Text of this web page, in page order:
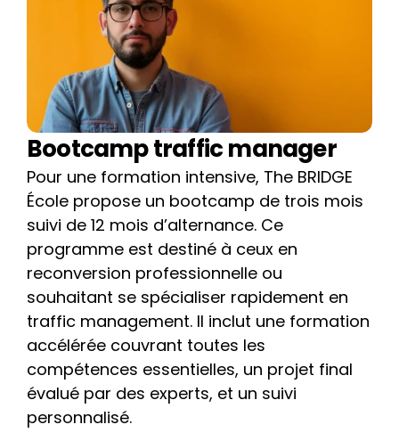
Bootcamp traffic manager
Pour une formation intensive, The BRIDGE
École propose un bootcamp de trois mois
suivi de 12 mois d’alternance. Ce
programme est destiné à ceux en
reconversion professionnelle ou
souhaitant se spécialiser rapidement en
traffic management. Il inclut une formation
accélérée couvrant toutes les
compétences essentielles, un projet final
évalué par des experts, et un suivi
personnalisé.